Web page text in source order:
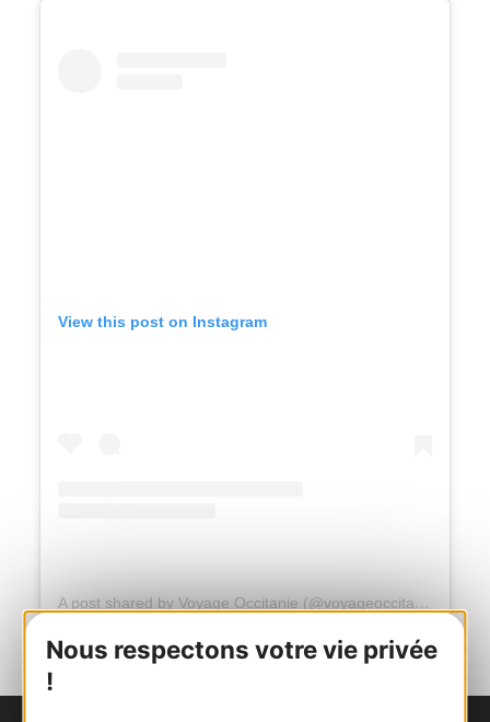
Nous respectons votre vie privée
!
View this post on Instagram
A post shared by Voyage Occitanie (@voyageoccitanie)